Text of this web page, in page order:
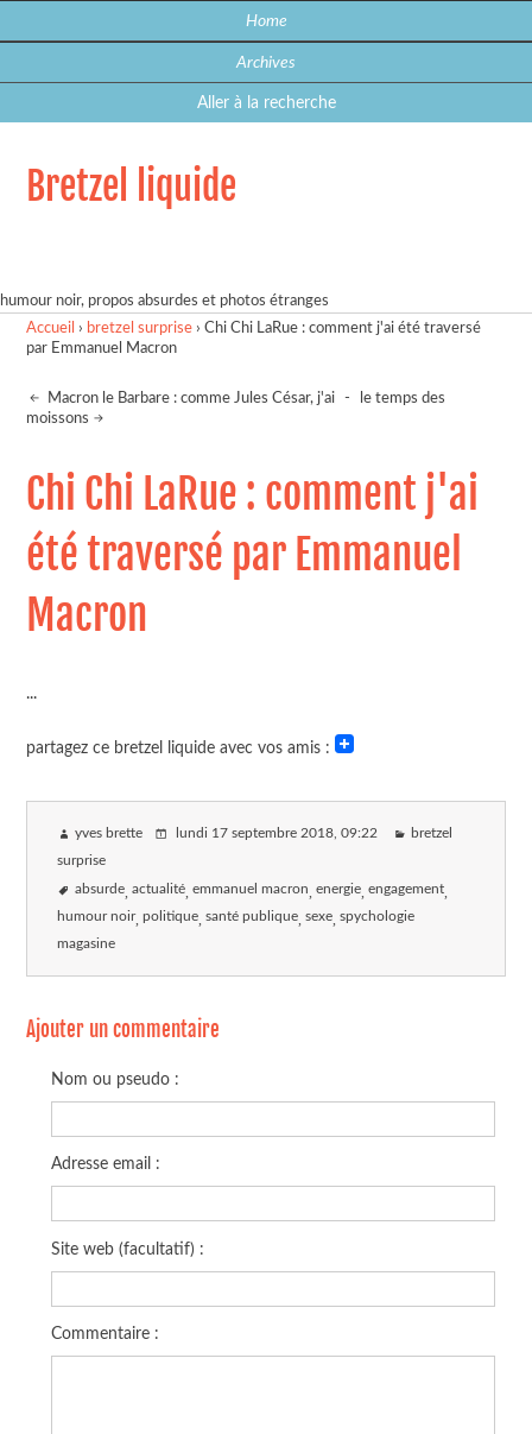
Home
Archives
Aller à la recherche
Bretzel liquide
humour noir, propos absurdes et photos étranges
Accueil › bretzel surprise ›Chi Chi LaRue : comment j'ai été traversé
par Emmanuel Macron
Macron le Barbare : comme Jules César, j'ai -
le temps des
moissons
Chi Chi LaRue : comment j'ai
été traversé par Emmanuel
Macron
...
partagez ce bretzel liquide avec vos amis :
yves brette lundi 17 septembre 2018, 09:22 bretzel
surprise
absurde actualité emmanuel macron energie engagement
humour noir politique santé publique sexe spychologie
magasine
Ajouter un commentaire
Nom ou pseudo :
Adresse email :
Site web (facultatif) :
Commentaire :